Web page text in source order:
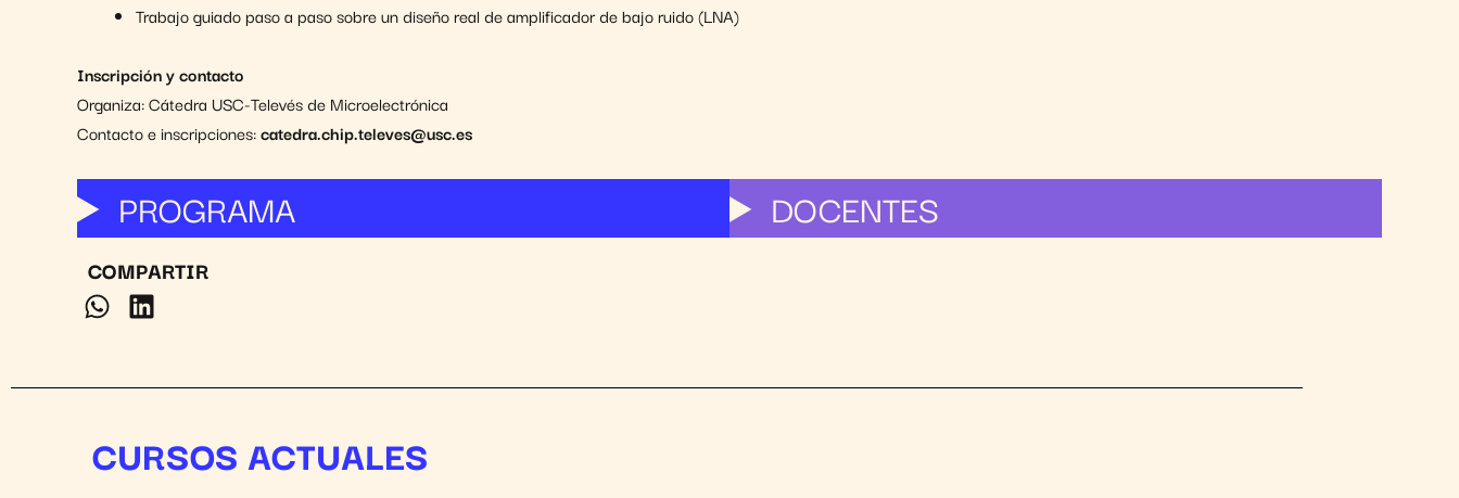
Trabajo guiado paso a paso sobre un diseño real de amplificador de bajo ruido (LNA)
Inscripción y contacto
Organiza: Cátedra USC-Televés de Microelectrónica
Contacto e inscripciones:catedra.chip.televes@usc.es
PROGRAMA DOCENTES
COMPARTIR
CURSOS ACTUALES